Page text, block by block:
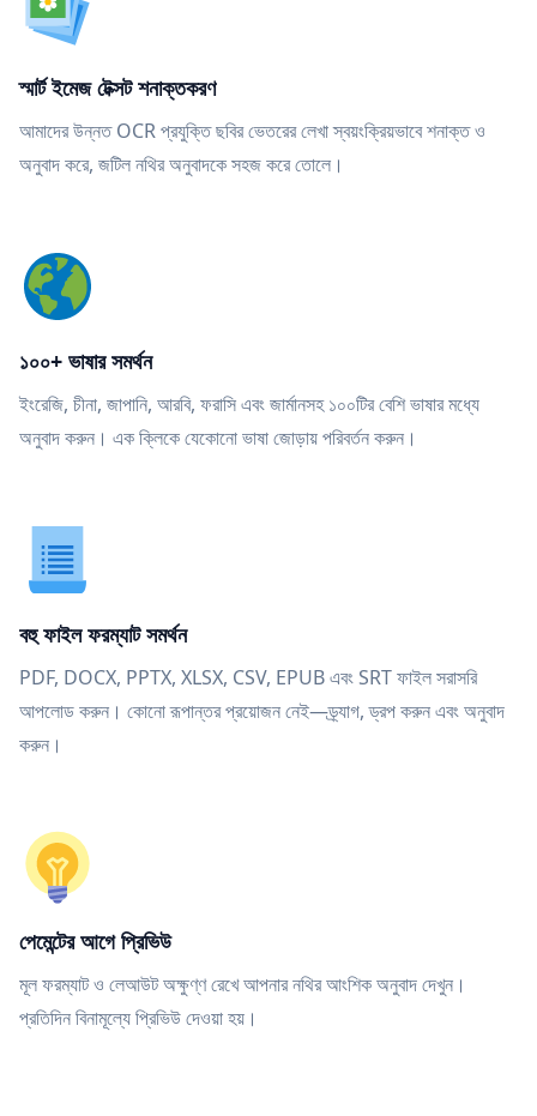
স্মার্ট ইমেজ টেক্সট শনাক্তকরণ
আমাদের উন্নত OCR প্রযুক্তি ছবির ভেতরের লেখা স্বয়ংক্রিয়ভাবে শনাক্ত ও
অনুবাদ করে, জটিল নথির অনুবাদকে সহজ করে তোলে।
১০০+ ভাষার সমর্থন
ইংরেজি, চীনা, জাপানি, আরবি, ফরাসি এবং জার্মানসহ ১০০টির বেশি ভাষার মধ্যে
অনুবাদ করুন। এক ক্লিকে যেকোনো ভাষা জোড়ায় পরিবর্তন করুন।
বহু ফাইল ফরম্যাট সমর্থন
PDF, DOCX, PPTX, XLSX, CSV, EPUB এবং SRT ফাইল সরাসরি
আপলোড করুন। কোনো রূপান্তর প্রয়োজন নেই—ড্র্যাগ, ড্রপ করুন এবং অনুবাদ
করুন।
পেমেন্টের আগে প্রিভিউ
মূল ফরম্যাট ও লেআউট অক্ষুণ্ণ রেখে আপনার নথির আংশিক অনুবাদ দেখুন।
প্রতিদিন বিনামূল্যে প্রিভিউ দেওয়া হয়।